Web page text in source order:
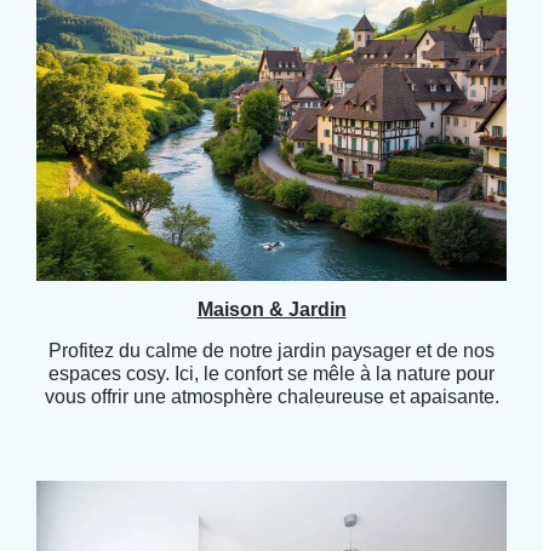
Maison & Jardin
Profitez du calme de notre jardin paysager et de nos
espaces cosy. Ici, le confort se mêle à la nature pour
vous offrir une atmosphère chaleureuse et apaisante.